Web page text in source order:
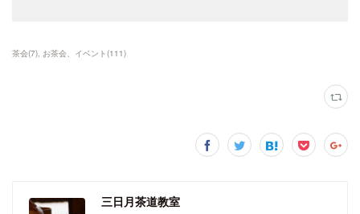
茶会(7) お茶会、イベント(111)
三日月茶道教室